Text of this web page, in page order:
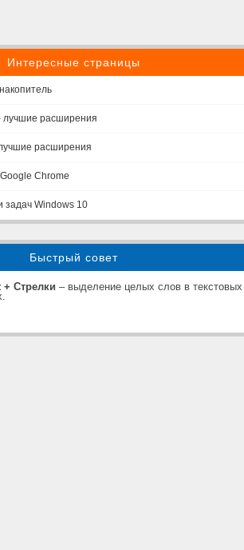
Интересные страницы
лучшие расширения
расширения
Chrome
задач Windows 10
Быстрый совет
Стрелки – выделение целых слов в текстовых